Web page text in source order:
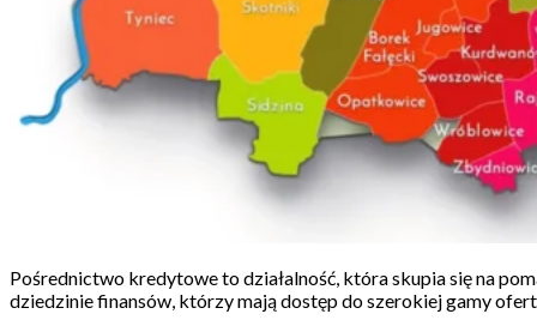
Pośrednictwo kredytowe to działalność, która skupia się na
dziedzinie finansów, którzy mają dostęp do szerokiej gamy